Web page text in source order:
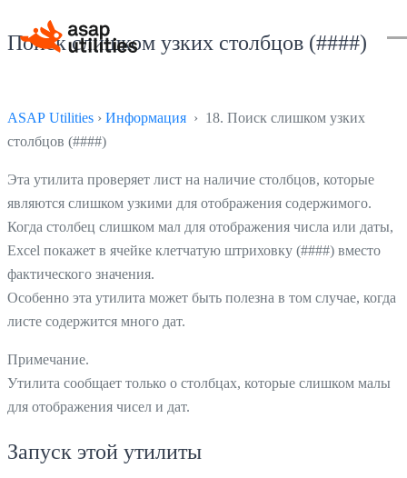
Поиск слишком узких столбцов (####)
ASAP Utilities › Информация › 18. Поиск слишком узких
столбцов (####)
Эта утилита проверяет лист на наличие столбцов, которые
являются слишком узкими для отображения содержимого.
Когда столбец слишком мал для отображения числа или даты,
Excel покажет в ячейке клетчатую штриховку (####) вместо
фактического значения.
Особенно эта утилита может быть полезна в том случае, когда
листе содержится много дат.
Примечание.
Утилита сообщает только о столбцах, которые слишком малы
для отображения чисел и дат.
Запуск этой утилиты